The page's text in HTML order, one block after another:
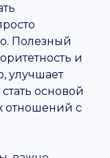
Полезный
и
улучшает
основой
отношений с